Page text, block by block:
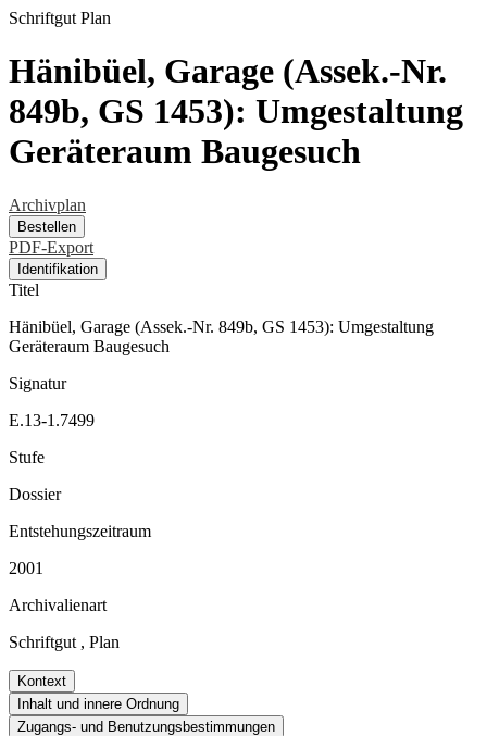
Schriftgut Plan
Hänibüel, Garage (Assek.-Nr.
849b, GS 1453): Umgestaltung
Geräteraum Baugesuch
Archivplan
Bestellen
PDF-Export
Identifikation
Titel
Hänibüel, Garage (Assek.-Nr. 849b, GS 1453): Umgestaltung
Geräteraum Baugesuch
Signatur
E.13-1.7499
Stufe
Dossier
Entstehungszeitraum
2001
Archivalienart
Schriftgut , Plan
Kontext
Inhalt und innere Ordnung
Zugangs- und Benutzungsbestimmungen